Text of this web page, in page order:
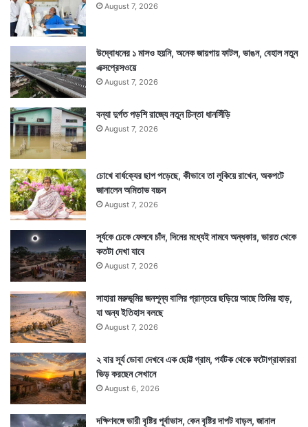
August 7, 2026
উদ্বোধনের ১ মাসও হয়নি, অনেক জায়গায় ফাটল, ভাঙন, বেহাল নতুন
এক্সপ্রেসওয়ে
August 7, 2026
বন্যা দুর্গত পড়শি রাজ্যে নতুন চিন্তা ধানসিঁড়ি
August 7, 2026
চোখে বার্ধক্যের ছাপ পড়েছে, কীভাবে তা লুকিয়ে রাখেন, অকপটে
জানালেন অমিতাভ বচ্চন
August 7, 2026
সূর্যকে ঢেকে ফেলবে চাঁদ, দিনের মধ্যেই নামবে অন্ধকার, ভারত থেকে
কতটা দেখা যাবে
August 7, 2026
সাহারা মরুভূমির জনশূন্য বালির প্রান্তরে ছড়িয়ে আছে তিমির হাড়,
যা অন্য ইতিহাস বলছে
August 7, 2026
২ বার সূর্য ডোবা দেখবে এক ছোট্ট গ্রাম, পর্যটক থেকে ফটোগ্রাফাররা
ভিড় করছেন সেখানে
August 6, 2026
দক্ষিণবঙ্গে ভারী বৃষ্টির পূর্বাভাস, কেন বৃষ্টির দাপট বাড়ল, জানাল